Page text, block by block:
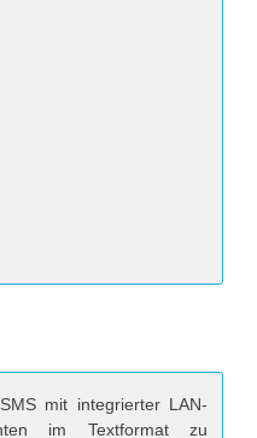
mit integrierter LAN-
im Textformat zu